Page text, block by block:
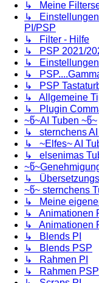
↳ Meine
↳ Einstellungen
PI/PSP
↳ Filter - Hilfe
↳ PSP 2021/
↳ Einstellungen
↳
↳ PSP
↳ Allgemeine
↳ Plugin
~წ~AI Tuben ~წ~
↳ sternchens AI
↳ ~Elfes~ AI
↳ elsenimas
↳
~წ~ sternchens
↳ Meine
↳ Animationen
↳ Animationen
↳ Blends PI
↳ Blends PSP
↳ Rahmen PI
↳ Rahmen PSP